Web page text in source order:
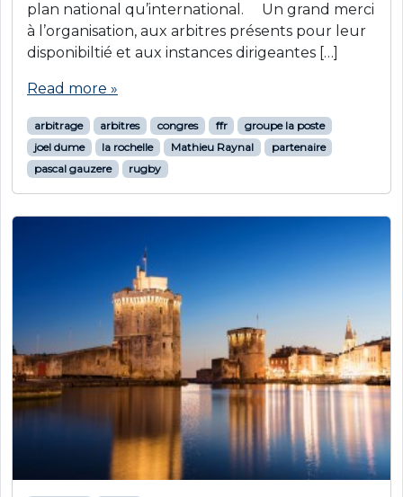
plan national qu’international. Un grand merci
à l’organisation, aux arbitres présents pour leur
disponibiltié et aux instances dirigeantes […]
Read more »
arbitrage arbitres congres ffr
groupe la poste
joel dume
la rochelle Mathieu Raynal
partenaire
pascal gauzere
rugby